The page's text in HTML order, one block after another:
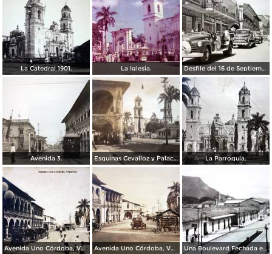
La Catedral 1901. La Iglesia. Desfile del 16 de Septiembre de 1956 en Córdoba, Veracruz
Avenida 3. Esquinas Cevalloz y Palacio. La Parroquia.
Avenida Uno Córdoba, Veracruz Avenida Uno Córdoba, Veracruz Una Boulevard Fechada en 1936.